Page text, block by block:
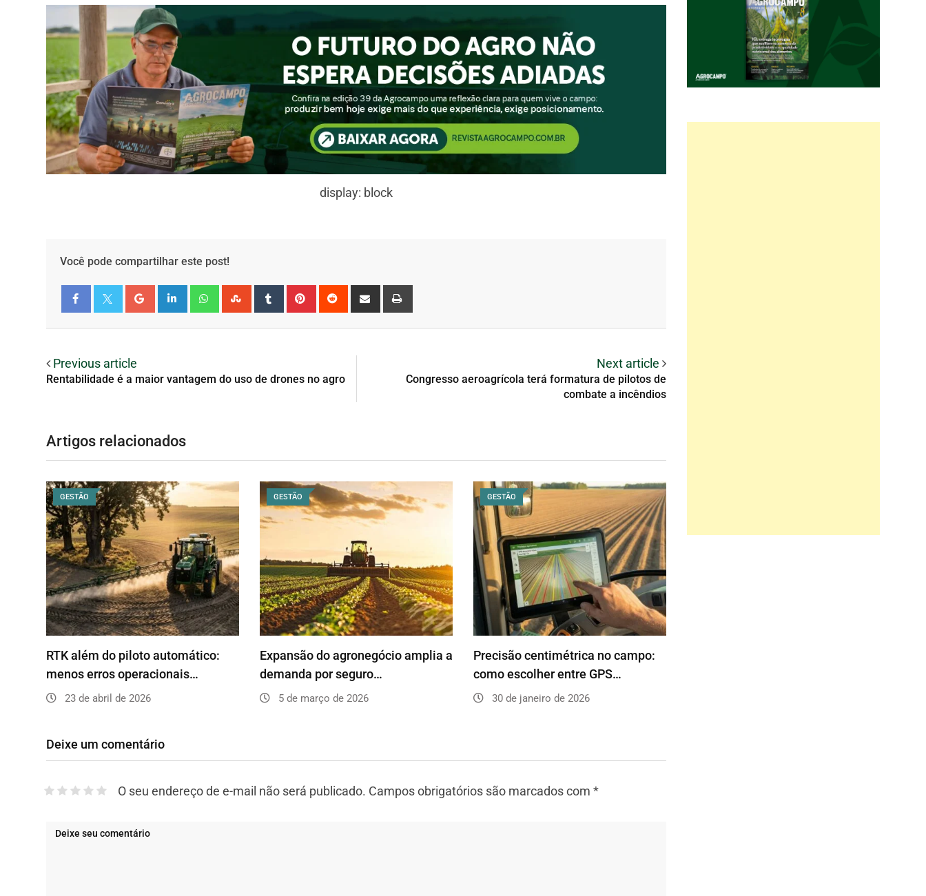
display: block
Você pode compartilhar este post!
FacebookTwitter
Previous article
Rentabilidade é a maior vantagem do uso de drones no agro
Next article
Congresso aeroagrícola terá formatura de pilotos de
combate a incêndios
Artigos relacionados
GESTÃO
RTK além do piloto automático:
menos erros operacionais…
23 de abril de 2026
GESTÃO
Expansão do agronegócio amplia a
demanda por seguro…
5 de março de 2026
GESTÃO
Precisão centimétrica no campo:
como escolher entre GPS…
30 de janeiro de 2026
Deixe um comentário
O seu endereço de e-mail não será publicado. Campos obrigatórios são marcados com *